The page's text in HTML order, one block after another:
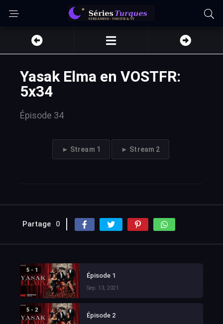
Yasak Elma en VOSTFR:
5x34
Épisode 34
► Stream 1 ► Stream 2
Partage 0
5 - 1
Épisode 1
Sep. 13, 2021
5 - 2
Épisode 2